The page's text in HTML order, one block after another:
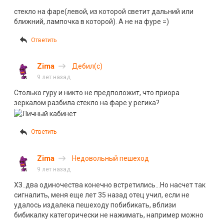
стекло на фаре(левой, из которой светит дальний или
ближний, лампочка в которой). А не на фуре =)
Ответить
Zima Дебил(с)
9 лет назад
Столько гуру и никто не предположит, что приора
зеркалом разбила стекло на фаре у регика?
Ответить
Zima Недовольный пешеход
9 лет назад
ХЗ..два одиночества конечно встретились…Но насчет так
сигналить, меня еще лет 35 назад отец учил, если не
удалось издалека пешеходу побибикать, вблизи
бибикалку категорически не нажимать, например можно